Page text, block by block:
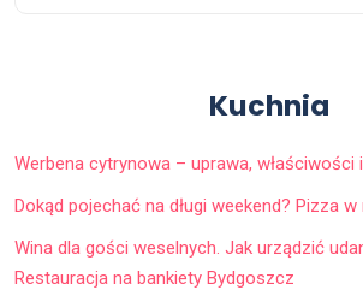
Kuchnia
Werbena cytrynowa – uprawa,
Dokąd pojechać na długi weekend? Pizza
Wina dla gości weselnych. Jak urządzić
Restauracja na bankiety Bydgoszcz